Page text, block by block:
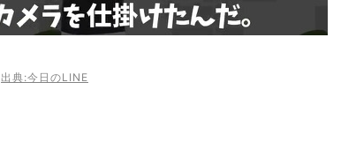
出典:今日のLINE